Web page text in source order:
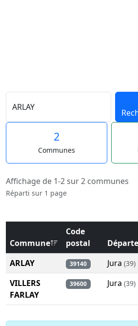
2
Communes
Affichage de 1-2 sur 2 communes
Réparti sur 1 page
Commune
Code
postal
ARLAY
39140 Jura (39)
VILLERS
FARLAY
39600 Jura (39)